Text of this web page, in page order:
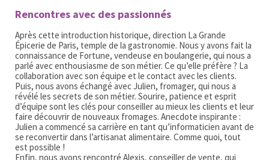
Rencontres avec des passionnés
Après cette introduction historique, direction La Grande
Épicerie de Paris, temple de la gastronomie. Nous y avons fait la
connaissance de Fortune, vendeuse en boulangerie, qui nous a
parlé avec enthousiasme de son métier. Ce qu’elle préfère ? La
collaboration avec son équipe et le contact avec les clients.
Puis, nous avons échangé avec Julien, fromager, qui nous a
révélé les secrets de son métier. Sourire, patience et esprit
d’équipe sont les clés pour conseiller au mieux les clients et leur
faire découvrir de nouveaux fromages. Anecdote inspirante :
Julien a commencé sa carrière en tant qu’informaticien avant de
se reconvertir dans l’artisanat alimentaire. Comme quoi, tout
est possible !
Enfin, nous avons rencontré Alexis, conseiller de vente, qui